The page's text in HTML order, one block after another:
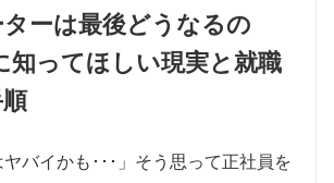
ーは最後どうなるの
知ってほしい現実と就職
ヤバイかも･･･」そう思って正社員を